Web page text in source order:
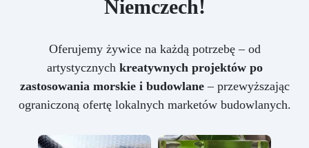
Niemczech!
Oferujemy żywice na każdą potrzebę – od
artystycznych kreatywnych projektów po
zastosowania morskie i budowlane– przewyższając
ograniczoną ofertę lokalnych marketów budowlanych.